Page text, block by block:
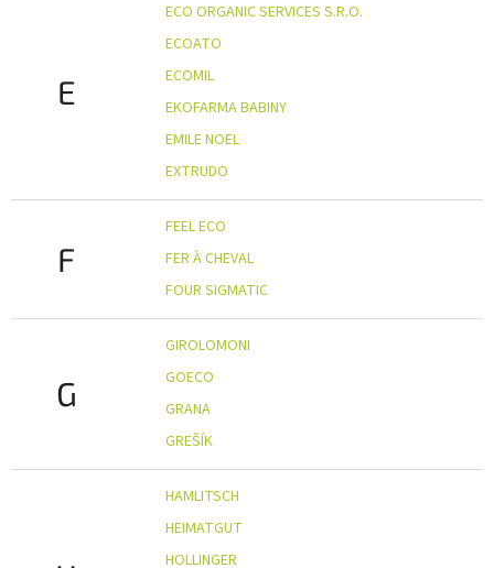
E
ECO ORGANIC SERVICES S.R.O.
ECOATO
ECOMIL
EKOFARMA BABINY
EMILE NOEL
EXTRUDO
F
FEEL ECO
FER À CHEVAL
FOUR SIGMATIC
G
GIROLOMONI
GOECO
GRANA
GREŠÍK
HAMLITSCH
HEIMATGUT
HOLLINGER